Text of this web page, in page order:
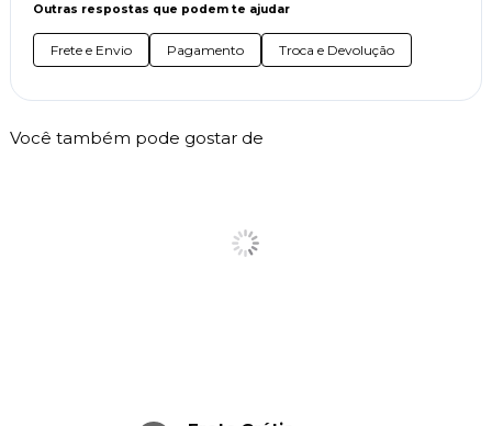
Outras respostas que podem te ajudar
Frete e Envio Pagamento Troca e Devolução
Você também pode gostar de